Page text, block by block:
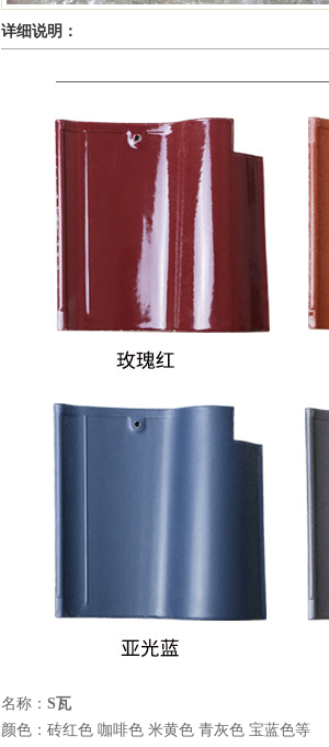
详细说明：
名称： S瓦
颜色：砖红色 咖啡色 米黄色 青灰色 宝蓝色等